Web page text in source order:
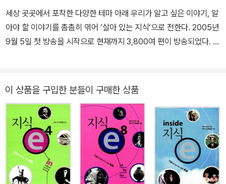
세상 곳곳에서 포착한 다양한 테마 아래 우리가 알고 싶은 이야기, 알
아야 할 이야기를 촘촘히 엮어 ‘살아 있는 지식’으로 전한다. 2005년
9월 5일 첫 방송을 시작으로 현재까지 3,800여 편이 방송되었다. 5
새롭게 만나는 지식채널ⓔ는 각 권마다 ‘오늘’을 관통하는 하나의 주
제를 선정해 다양한 관점에서 다룬 방송편들을 시리즈로 엮어나간다.
이 상품을 구입한 분들이 구매한 상품